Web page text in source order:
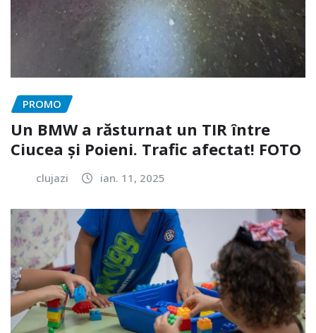
PROMO
Un BMW a răsturnat un TIR între
Ciucea și Poieni. Trafic afectat! FOTO
clujazi ian. 11, 2025